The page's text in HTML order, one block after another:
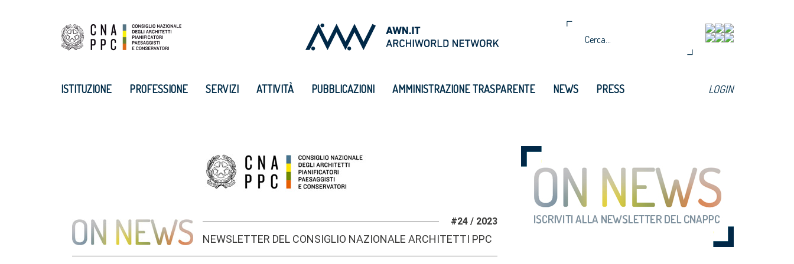
ISTITUZIONE PROFESSIONE SERVIZI ATTIVITÀ PUBBLICAZIONI AMMINISTRAZIONE TRASPARENTE NEWS PRESS LOGIN